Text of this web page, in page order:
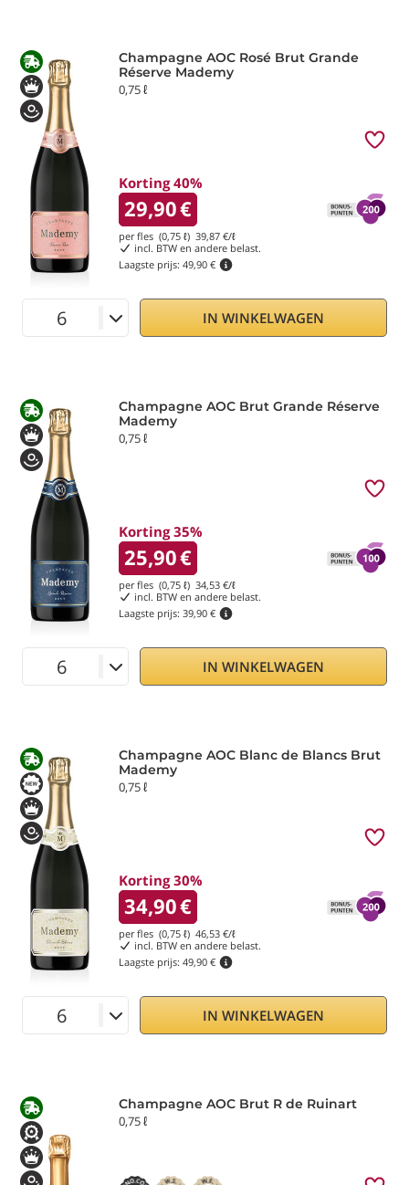
Champagne AOC Rosé Brut Grande
Réserve Mademy
0,75 ℓ
Korting 40%
29,90€
per fles (0,75 ℓ) 39,87 €/ℓ
incl. BTW en andere belast.
Laagste prijs: 49,90 €
IN WINKELWAGEN
Champagne AOC Brut Grande Réserve
Mademy
0,75 ℓ
Korting 35%
25,90€
per fles (0,75 ℓ) 34,53 €/ℓ
incl. BTW en andere belast.
Laagste prijs: 39,90 €
IN WINKELWAGEN
Champagne AOC Blanc de Blancs Brut
Mademy
0,75 ℓ
Korting 30%
34,90€
per fles (0,75 ℓ) 46,53 €/ℓ
incl. BTW en andere belast.
Laagste prijs: 49,90 €
IN WINKELWAGEN
Champagne AOC Brut R de Ruinart
0,75 ℓ